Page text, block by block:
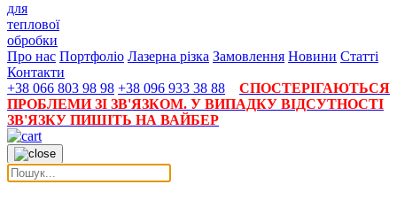
для
теплової
обробки
Про нас Портфоліо Лазерна різка Замовлення Новини Статті
Контакти
+38 066 803 98 98 +38 096 933 38 88
СПОСТЕРІГАЮТЬСЯ
ПРОБЛЕМИ ЗІ ЗВ'ЯЗКОМ. У ВИПАДКУ ВІДСУТНОСТІ
ЗВ'ЯЗКУ ПИШІТЬ НА ВАЙБЕР